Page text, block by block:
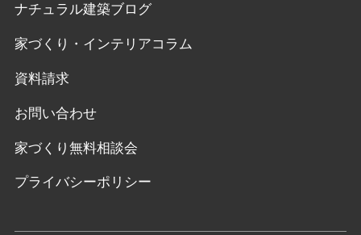
ナチュラル建築ブログ
家づくり・インテリアコラム
資料請求
お問い合わせ
家づくり無料相談会
プライバシーポリシー